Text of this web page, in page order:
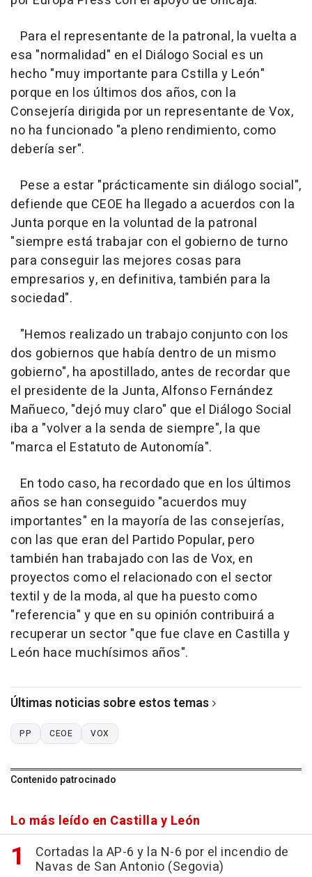
Para el representante de la patronal, la vuelta a
esa "normalidad" en el Diálogo Social es un
hecho "muy importante para Cstilla y León"
porque en los últimos dos años, con la
Consejería dirigida por un representante de Vox,
no ha funcionado "a pleno rendimiento, como
debería ser".
Pese a estar "prácticamente sin diálogo social",
defiende que CEOE ha llegado a acuerdos con la
Junta porque en la voluntad de la patronal
"siempre está trabajar con el gobierno de turno
para conseguir las mejores cosas para
empresarios y, en definitiva, también para la
sociedad".
"Hemos realizado un trabajo conjunto con los
dos gobiernos que había dentro de un mismo
gobierno", ha apostillado, antes de recordar que
el presidente de la Junta, Alfonso Fernández
Mañueco, "dejó muy claro" que el Diálogo Social
iba a "volver a la senda de siempre", la que
"marca el Estatuto de Autonomía".
En todo caso, ha recordado que en los últimos
años se han conseguido "acuerdos muy
importantes" en la mayoría de las consejerías,
con las que eran del Partido Popular, pero
también han trabajado con las de Vox, en
proyectos como el relacionado con el sector
textil y de la moda, al que ha puesto como
"referencia" y que en su opinión contribuirá a
recuperar un sector "que fue clave en Castilla y
León hace muchísimos años".
Últimas noticias sobre estos temas
PP CEOE VOX
Contenido patrocinado
Lo más leído en Castilla y León
Cortadas la AP-6 y la N-6 por el incendio de
Navas de San Antonio (Segovia)